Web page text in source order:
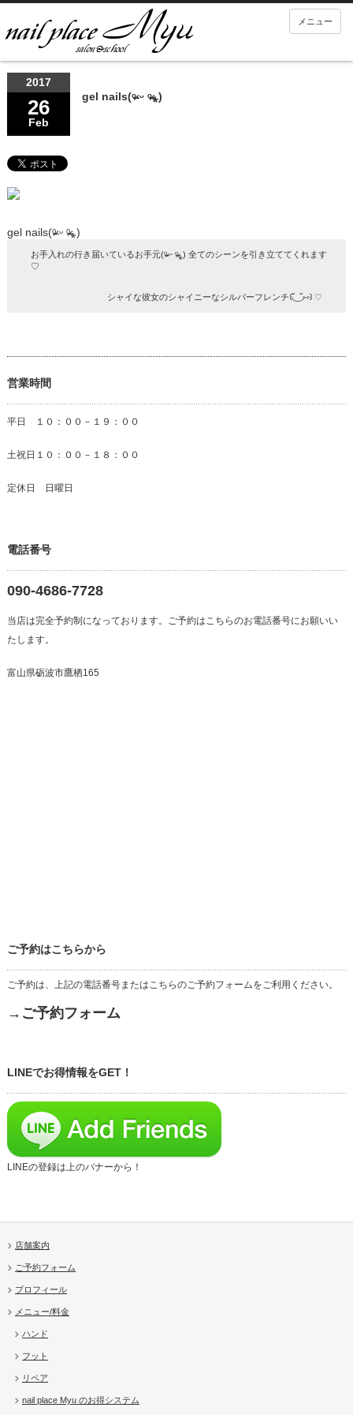
メニュー
2017
26
Feb
gel nails(ᵒ̴̶̷ ᵕ ᵒ̴̶̷⁎)
gel nails(ᵒ̴̶̷ ᵕ ᵒ̴̶̷⁎)
お手入れの行き届いているお手元(ᵒ̴̶̷ ᵕ ᵒ̴̶̷⁎) 全てのシーンを引き立ててくれます
♡
シャイな彼女のシャイニーなシルバーフレンチ꒰◟̆_◞̆⑅꒱ ♡
営業時間
平日 １０：００－１９：００
土祝日１０：００－１８：００
定休日 日曜日
電話番号
090-4686-7728
当店は完全予約制になっております。ご予約はこちらのお電話番号にお願いい
たします。
富山県砺波市鷹栖165
ご予約はこちらから
ご予約は、上記の電話番号またはこちらのご予約フォームをご利用ください。
→ご予約フォーム
LINEでお得情報をGET！
LINEの登録は上のバナーから！
店舗案内
ご予約フォーム
プロフィール
メニュー/料金
ハンド
フット
リペア
nail place Myu のお得システム